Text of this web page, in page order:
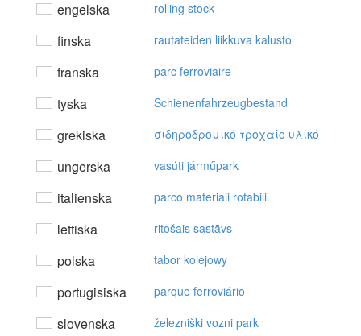
engelska rolling stock
finska rautateiden liikkuva kalusto
franska parc ferroviaire
tyska Schienenfahrzeugbestand
grekiska σιδηρoδρoμικό τρoχαίo υλικό
ungerska vasúti járműpark
italienska parco materiali rotabili
lettiska ritošais sastāvs
polska tabor kolejowy
portugisiska parque ferroviário
slovenska železniški vozni park